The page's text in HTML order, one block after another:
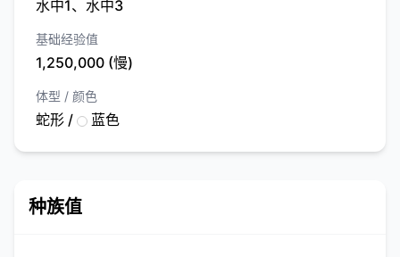
水中1、水中3
基础经验值
1,250,000 (慢)
体型 / 颜色
蛇形 / 蓝色
种族值